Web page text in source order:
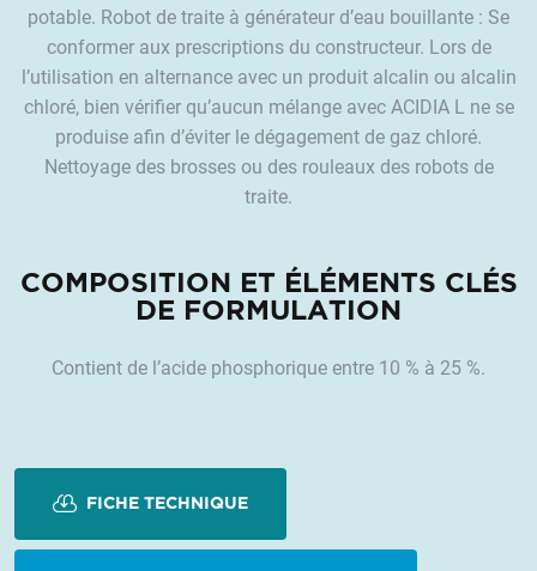
potable. Robot de traite à générateur d’eau bouillante : Se
conformer aux prescriptions du constructeur. Lors de
l’utilisation en alternance avec un produit alcalin ou alcalin
chloré, bien vérifier qu’aucun mélange avec ACIDIA L ne se
produise afin d’éviter le dégagement de gaz chloré.
Nettoyage des brosses ou des rouleaux des robots de
traite.
COMPOSITION ET ÉLÉMENTS CLÉS
DE FORMULATION
Contient de l’acide phosphorique entre 10 % à 25 %.
FICHE TECHNIQUE